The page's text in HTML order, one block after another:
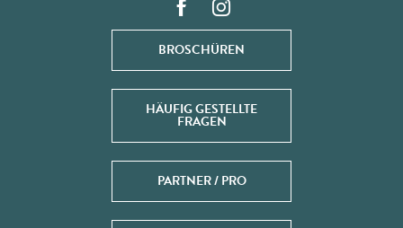
BROSCHÜREN
HÄUFIG GESTELLTE
FRAGEN
PARTNER / PRO